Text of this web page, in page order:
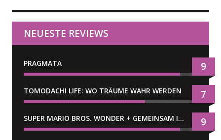
NEUESTE REVIEWS
PRAGMATA 9
TOMODACHI LIFE: WO TRÄUME WAHR WERDEN 7
SUPER MARIO BROS. WONDER + GEMEINSAM IM BELLABEL-PARK 9